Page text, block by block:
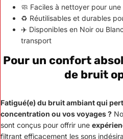
🧼 Faciles à nettoyer pour
♻️ Réutilisables et durables
✈️ Disponibles en Noir ou
transport
Pour un confort
de bruit
Fatigué(e) du bruit ambiant qui
concentration ou vos voyages ?
sont conçus pour offrir une
filtrant efficacement les sons